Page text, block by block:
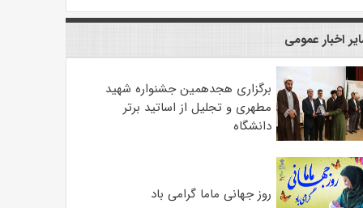
اخبار عمومی
برگزاری هجدهمین جشنواره شهید
مطهری و تجلیل از اساتید برتر
دانشگاه
روز جهانی ماما گرامی باد